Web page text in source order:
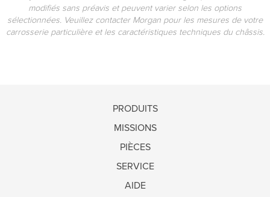
modifiés sans préavis et peuvent varier selon les options
sélectionnées. Veuillez contacter Morgan pour les mesures de votre
carrosserie particulière et les caractéristiques techniques du châssis.
PRODUITS
MISSIONS
PIÈCES
SERVICE
AIDE